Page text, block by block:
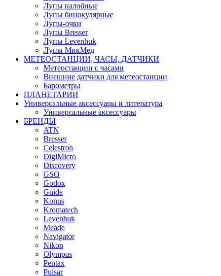
Лупы налобные
Лупы бинокулярные
Лупы-очки
Лупы Bresser
Лупы Levenhuk
Лупы МикМед
МЕТЕОСТАНЦИИ, ЧАСЫ, ДАТЧИКИ
Метеостанции с часами
Внешние датчики для метеостанции
Барометры
ПЛАНЕТАРИИ
Универсальные аксессуары и литература
Универсальные аксессуары
БРЕНДЫ
ATN
Bresser
Celestron
DigiMicro
Discovery
GSO
Godox
Guide
Konus
Kromatech
Levenhuk
Meade
Navigator
Nikon
Olympus
Pentax
Pulsar